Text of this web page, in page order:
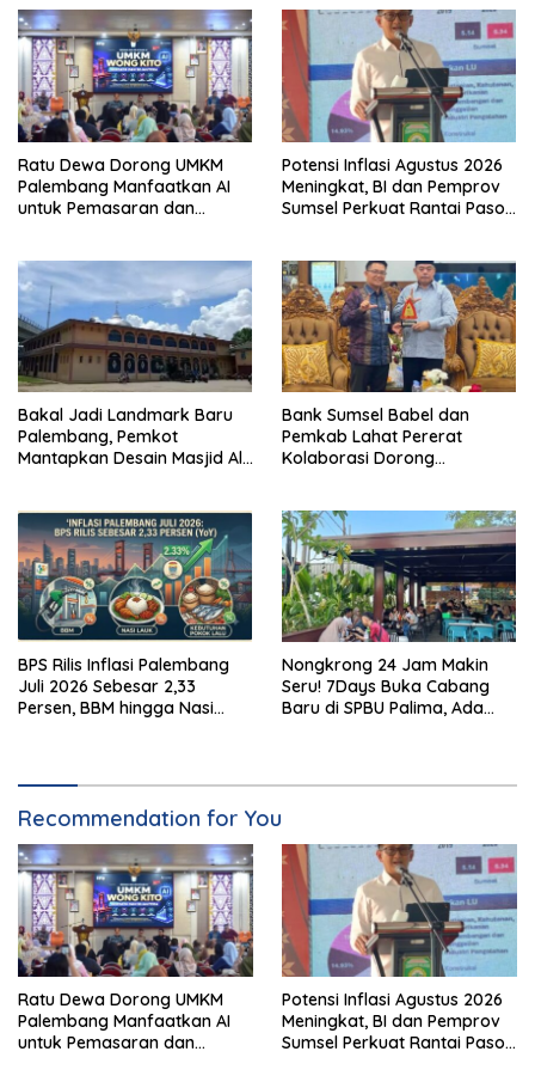
Ratu Dewa Dorong UMKM
Palembang Manfaatkan AI
untuk Pemasaran dan
Potensi Inflasi Agustus 2026
Meningkat, BI dan Pemprov
Sumsel Perkuat Rantai Pasok
Bakal Jadi Landmark Baru
Palembang, Pemkot
Mantapkan Desain Masjid Al
Bank Sumsel Babel dan
Pemkab Lahat Pererat
Kolaborasi Dorong
BPS Rilis Inflasi Palembang
Juli 2026 Sebesar 2,33
Persen, BBM hingga Nasi
Nongkrong 24 Jam Makin
Seru! 7Days Buka Cabang
Baru di SPBU Palima, Ada
Recommendation for You
Ratu Dewa Dorong UMKM
Palembang Manfaatkan AI
untuk Pemasaran dan
Potensi Inflasi Agustus 2026
Meningkat, BI dan Pemprov
Sumsel Perkuat Rantai Pasok